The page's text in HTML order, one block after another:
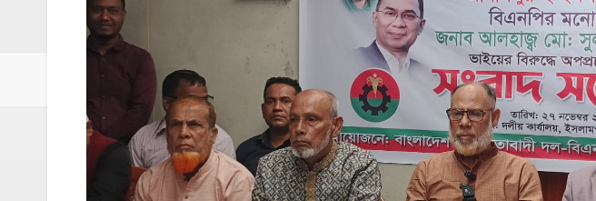
আমরা সবই করতে চাই, তবে আমাদের হাত-পা বাঁধা; শেরপুরে ত্রাণ প্রতিমন্ত্রী
ইসলামপুরে আর্থিক সাক্ষরতা ও লেনদেনে নিরাপত্তা বিষয়ক কর্মশালা ও গ্রাহক সমাবেশ অনুষ্ঠিত
ইসলামপুরে কাঁসা শিল্প উন্নয়ন কমিটি ঘোষণা- সভাপতি উত্তম, সম্পাদক মহাদেব
​ইসলামপুর মহলগিরী উচ্চ বিদ্যালয়ে নজিরবিহীন জালিয়াতি; রেজাল্ট ছাড়াই শিক্ষক নিয়োগ
ইসলামপুরে তৃতীয় লিঙ্গ জনগোষ্ঠীর সক্ষমতা উন্নয়ন বিষয়ক প্রশিক্ষণ অনুষ্ঠিত